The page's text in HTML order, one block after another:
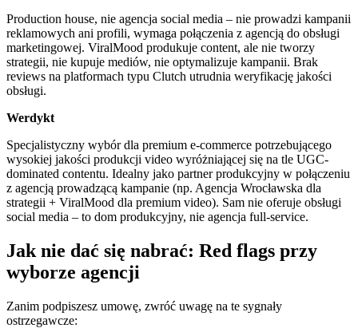
Production house, nie agencja social media – nie prowadzi kampanii
reklamowych ani profili, wymaga połączenia z agencją do obsługi
marketingowej. ViralMood produkuje content, ale nie tworzy
strategii, nie kupuje mediów, nie optymalizuje kampanii. Brak
reviews na platformach typu Clutch utrudnia weryfikację jakości
obsługi.
Werdykt
Specjalistyczny wybór dla premium e-commerce potrzebującego
wysokiej jakości produkcji video wyróżniającej się na tle UGC-
dominated contentu. Idealny jako partner produkcyjny w połączeniu
z agencją prowadzącą kampanie (np. Agencja Wrocławska dla
strategii + ViralMood dla premium video). Sam nie oferuje obsługi
social media – to dom produkcyjny, nie agencja full-service.
Jak nie dać się nabrać: Red flags przy
wyborze agencji
Zanim podpiszesz umowę, zwróć uwagę na te sygnały
ostrzegawcze: